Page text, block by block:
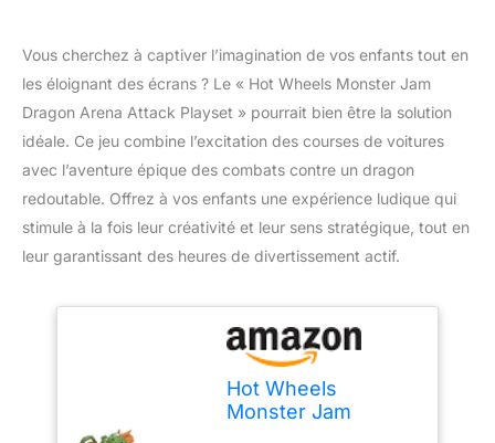
Vous cherchez à captiver l’imagination de vos enfants tout en
les éloignant des écrans ? Le « Hot Wheels Monster Jam
Dragon Arena Attack Playset » pourrait bien être la solution
idéale. Ce jeu combine l’excitation des courses de voitures
avec l’aventure épique des combats contre un dragon
redoutable. Offrez à vos enfants une expérience ludique qui
stimule à la fois leur créativité et leur sens stratégique, tout en
leur garantissant des heures de divertissement actif.
Hot Wheels
Monster Jam